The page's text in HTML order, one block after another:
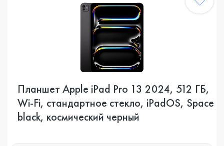
Планшет Apple iPad Pro 13 2024, 512 ГБ,
Wi-Fi, стандартное стекло, iPadOS, Space
black, космический черный